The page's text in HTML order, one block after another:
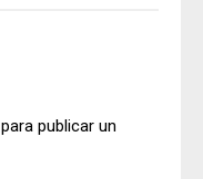
para publicar un